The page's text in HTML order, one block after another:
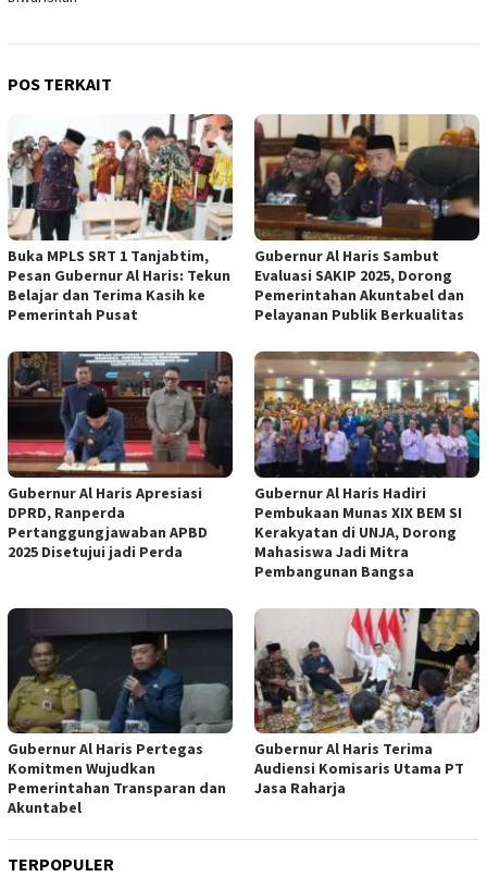
POS TERKAIT
Buka MPLS SRT 1 Tanjabtim,
Pesan Gubernur Al Haris: Tekun
Belajar dan Terima Kasih ke
Pemerintah Pusat
Gubernur Al Haris Sambut
Evaluasi SAKIP 2025, Dorong
Pemerintahan Akuntabel dan
Pelayanan Publik Berkualitas
Gubernur Al Haris Apresiasi
DPRD, Ranperda
Pertanggungjawaban APBD
2025 Disetujui jadi Perda
Gubernur Al Haris Hadiri
Pembukaan Munas XIX BEM SI
Kerakyatan di UNJA, Dorong
Mahasiswa Jadi Mitra
Pembangunan Bangsa
Gubernur Al Haris Pertegas
Komitmen Wujudkan
Pemerintahan Transparan dan
Akuntabel
Gubernur Al Haris Terima
Audiensi Komisaris Utama PT
Jasa Raharja
TERPOPULER